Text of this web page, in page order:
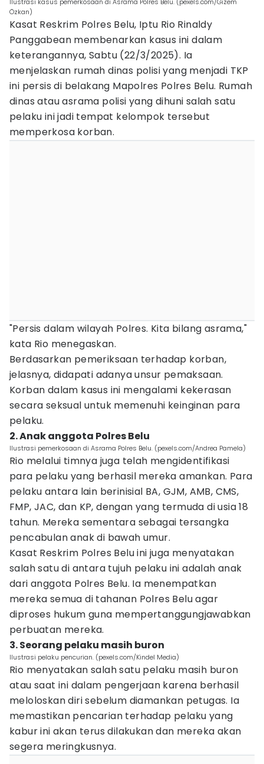
Özkan)
Kasat Reskrim Polres Belu, Iptu Rio Rinaldy
Panggabean membenarkan kasus ini dalam
keterangannya, Sabtu (22/3/2025). Ia
menjelaskan rumah dinas polisi yang menjadi TKP
ini persis di belakang Mapolres Polres Belu. Rumah
dinas atau asrama polisi yang dihuni salah satu
pelaku ini jadi tempat kelompok tersebut
memperkosa korban.
"Persis dalam wilayah Polres. Kita bilang asrama,"
kata Rio menegaskan.
Berdasarkan pemeriksaan terhadap korban,
jelasnya, didapati adanya unsur pemaksaan.
Korban dalam kasus ini mengalami kekerasan
secara seksual untuk memenuhi keinginan para
pelaku.
2. Anak anggota Polres Belu
Ilustrasi pemerkosaan di Asrama Polres Belu. (pexels.com/Andrea Pamela)
Rio melalui timnya juga telah mengidentifikasi
para pelaku yang berhasil mereka amankan. Para
pelaku antara lain berinisial BA, GJM, AMB, CMS,
FMP, JAC, dan KP, dengan yang termuda di usia 18
tahun. Mereka sementara sebagai tersangka
pencabulan anak di bawah umur.
Kasat Reskrim Polres Belu ini juga menyatakan
salah satu di antara tujuh pelaku ini adalah anak
dari anggota Polres Belu. Ia menempatkan
mereka semua di tahanan Polres Belu agar
diproses hukum guna mempertanggungjawabkan
perbuatan mereka.
3. Seorang pelaku masih buron
Ilustrasi pelaku pencurian. (pexels.com/Kindel Media)
Rio menyatakan salah satu pelaku masih buron
atau saat ini dalam pengerjaan karena berhasil
meloloskan diri sebelum diamankan petugas. Ia
memastikan pencarian terhadap pelaku yang
kabur ini akan terus dilakukan dan mereka akan
segera meringkusnya.